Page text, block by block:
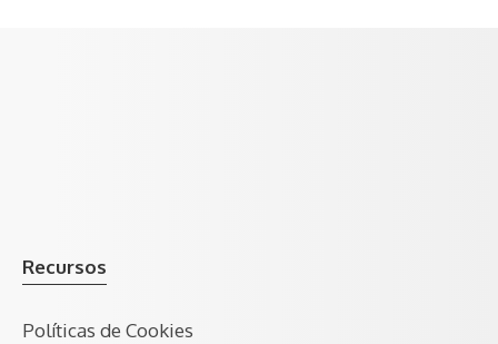
Recursos
Políticas de Cookies